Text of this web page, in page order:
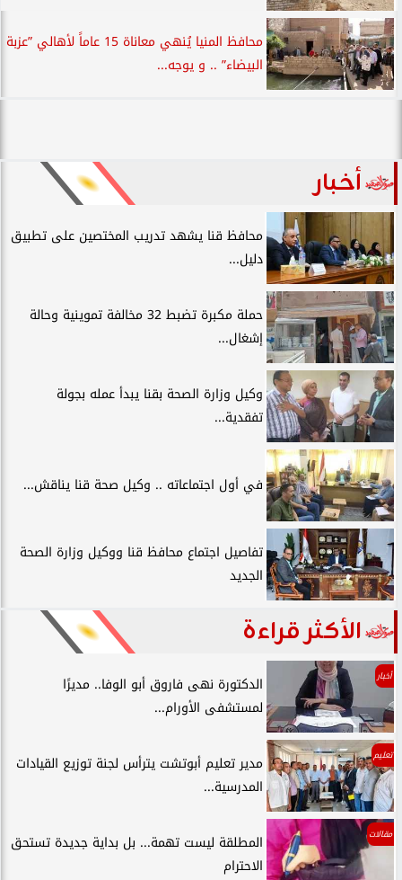
محافظ المنيا يُنهي معاناة 15 عاماً لأهالي ”عزبة
البيضاء” .. و يوجه...
أخبار
محافظ قنا يشهد تدريب المختصين على تطبيق
دليل...
حملة مكبرة تضبط 32 مخالفة تموينية وحالة
إشغال...
وكيل وزارة الصحة بقنا يبدأ عمله بجولة
تفقدية...
في أول اجتماعاته .. وكيل صحة قنا يناقش...
تفاصيل اجتماع محافظ قنا ووكيل وزارة الصحة
الجديد
الأكثر قراءة
أخبار
الدكتورة نهى فاروق أبو الوفا.. مديرًا
لمستشفى الأورام...
تعليم
مدير تعليم أبوتشت يترأس لجنة توزيع القيادات
المدرسية...
مقالات
المطلقة ليست تهمة... بل بداية جديدة تستحق
الاحترام